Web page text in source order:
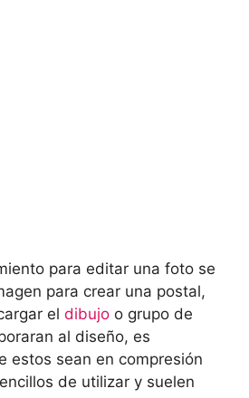
para editar una foto se
para crear una postal,
el dibujo o grupo de
al diseño, es
estos sean en compresión
de utilizar y suelen